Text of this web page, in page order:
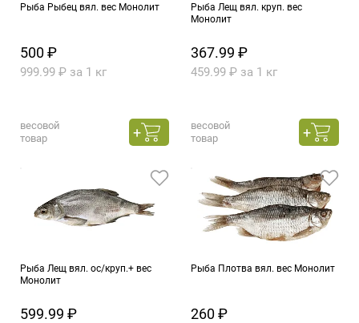
Рыба Рыбец вял. вес Монолит
500 ₽
999.99 ₽ за 1 кг
весовой
товар
Рыба Лещ вял. круп. вес
Монолит
367.99 ₽
459.99 ₽ за 1 кг
весовой
товар
Рыба Лещ вял. ос/круп.+ вес
Монолит
599.99 ₽
Рыба Плотва вял. вес Монолит
260 ₽